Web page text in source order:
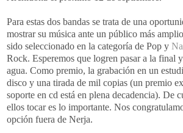
Para estas dos bandas se trata de una
mostrar su música ante un público más
sido seleccionado en la categoría de Pop y
Rock. Esperemos que logren pasar a la final
agua. Como premio, la grabación en un
disco y una tirada de mil copias (un premio
soporte en cd está en plena decadencia). De
ellos tocar es lo importante. Nos
opción fuera de Nerja.